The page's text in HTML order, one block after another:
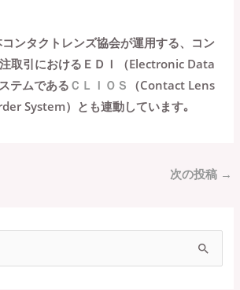
ンタクトレンズ協会が運用する、コン
取引におけるＥＤＩ（Electronic Data
テムである ＣＬＩＯＳ （Contact Lens
System）とも連動しています｡
次の投稿 →